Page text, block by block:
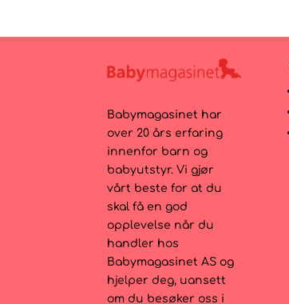
Babymagasinet har
over 20 års erfaring
innenfor barn og
babyutstyr. Vi gjør
vårt beste for at du
skal få en god
opplevelse når du
handler hos
Babymagasinet AS og
hjelper deg, uansett
om du besøker oss i